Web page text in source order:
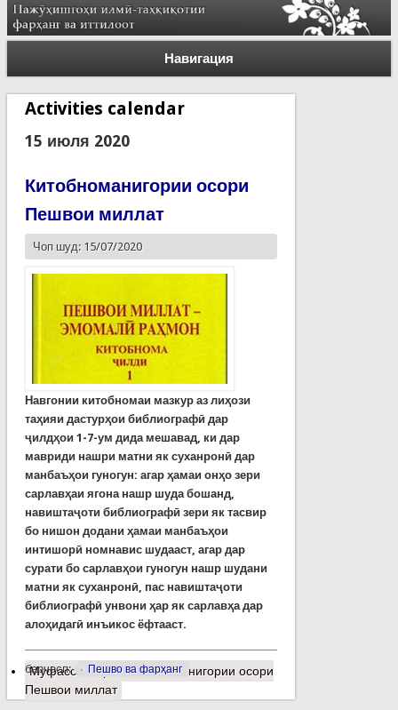
Навигация
Activities calendar
15 июля 2020
Китобноманигории осори
Пешвои миллат
Чоп шуд: 15/07/2020
Навгонии китобномаи мазкур аз лиҳози
таҳияи дастурҳои библиографӣ дар
ҷилдҳои 1-7-ум дида мешавад, ки дар
мавриди нашри матни як суханронӣ дар
манбаъҳои гуногун: агар ҳамаи онҳо зери
сарлавҳаи ягона нашр шуда бошанд,
навиштаҷоти библиографӣ зери як тасвир
бо нишон додани ҳамаи манбаъҳои
интишорӣ номнавис шудааст, агар дар
сурати бо сарлавҳои гуногун нашр шудани
матни як суханронӣ, пас навиштаҷоти
библиографӣ унвони ҳар як сарлавҳа дар
алоҳидагӣ инъикос ёфтааст.
барчасп: Пешво ва фарҳанг
Муфассалтаро Китобноманигории осори
Пешвои миллат